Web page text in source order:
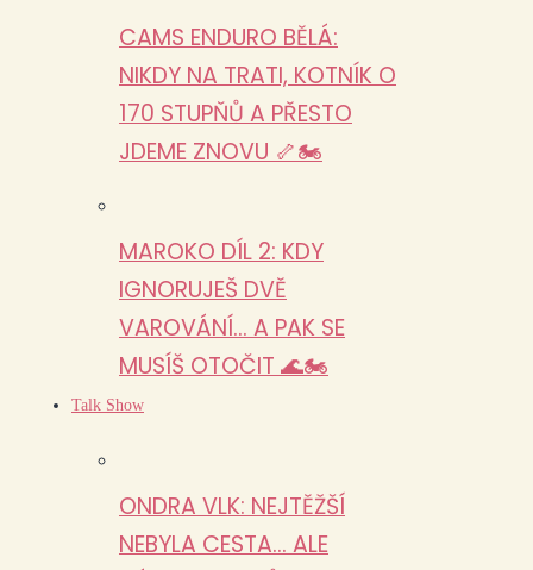
CAMS ENDURO BĚLÁ:
NIKDY NA TRATI, KOTNÍK O
170 STUPŇŮ A PŘESTO
JDEME ZNOVU 🦴🏍️
MAROKO DÍL 2: KDY
IGNORUJEŠ DVĚ
VAROVÁNÍ… A PAK SE
MUSÍŠ OTOČIT 🌊🏍️
Talk Show
ONDRA VLK: NEJTĚŽŠÍ
NEBYLA CESTA… ALE